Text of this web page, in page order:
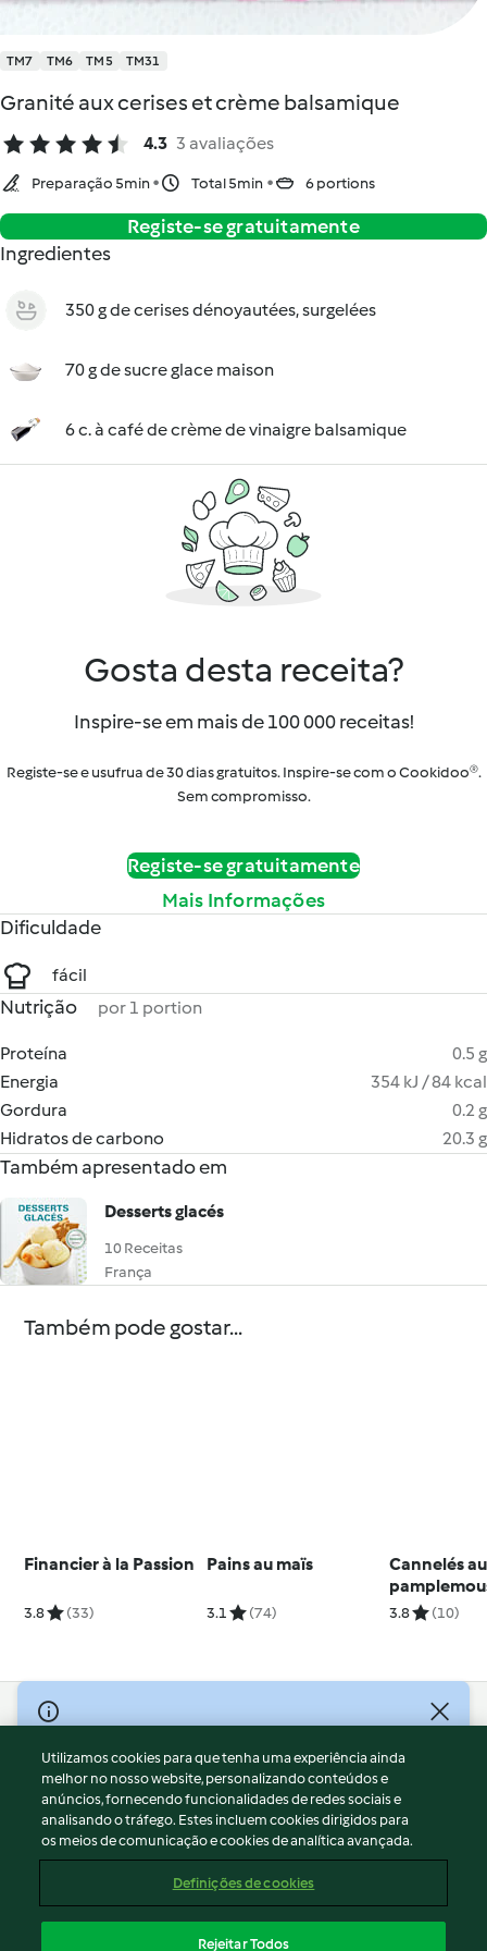
TM7 TM6 TM5 TM31
Granité aux cerises et crème balsamique
4.3 3 avaliações
Preparação 5min Total 5min 6 portions
Registe-se gratuitamente
Ingredientes
350 g de cerises dénoyautées, surgelées
70 g de sucre glace maison
6 c. à café de crème de vinaigre balsamique
Gosta desta receita?
Inspire-se em mais de 100 000 receitas!
Registe-se e usufrua de 30 dias gratuitos. Inspire-se com o Cookidoo®.
Sem compromisso.
Registe-se gratuitamente
Mais Informações
Dificuldade
fácil
Nutrição por 1 portion
Proteína
0.5 g
Energia
354 kJ / 84 kcal
Gordura
0.2 g
Hidratos de carbono
20.3 g
Também apresentado em
Desserts glacés
10 Receitas
França
Também pode gostar...
Financier à la Passion
3.8 (33)
Pains au maïs
3.1 (74)
Cannelés au
3.8 (10)
© Copyright 2026
Termos de Utilização
Aviso sobre Proteção de Dados
Aviso
Apoio legal
Conteúdo do relatório
Utilizamos cookies para que tenha uma experiência ainda
melhor no nosso website, personalizando conteúdos e
anúncios, fornecendo funcionalidades de redes sociais e
analisando o tráfego. Estes incluem cookies dirigidos para
os meios de comunicação e cookies de analítica avançada.
Definições de cookies
Rejeitar Todos